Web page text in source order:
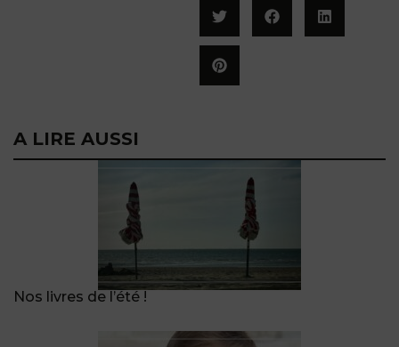
A LIRE AUSSI
Nos livres de l’été !